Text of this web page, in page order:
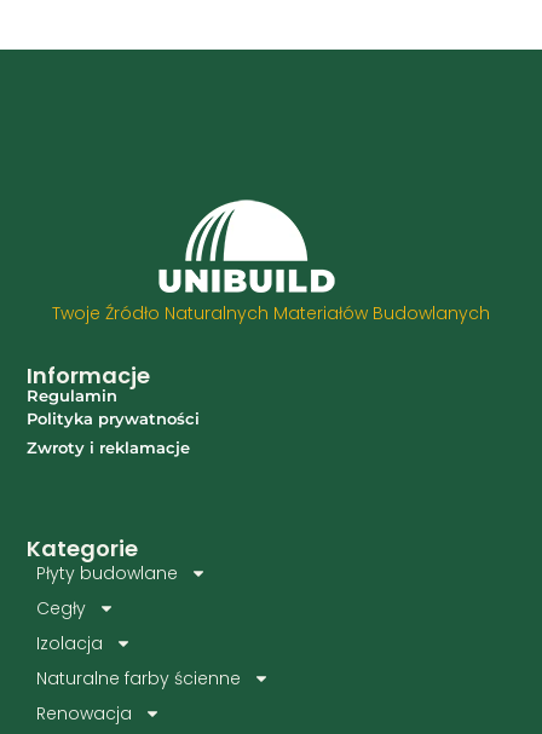
Twoje Źródło Naturalnych Materiałów Budowlanych
Kategorie
Płyty budowlane
Cegły
Izolacja
Naturalne farby ścienne
Renowacja
Informacje
Regulamin
Polityka prywatności
Zwroty i reklamacje